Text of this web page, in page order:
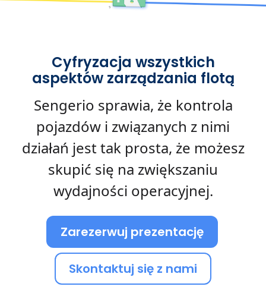
Cyfryzacja wszystkich
aspektów zarządzania flotą
Sengerio sprawia, że kontrola
pojazdów i związanych z nimi
działań jest tak prosta, że możesz
skupić się na zwiększaniu
wydajności operacyjnej.
Zarezerwuj prezentację
Skontaktuj się z nami